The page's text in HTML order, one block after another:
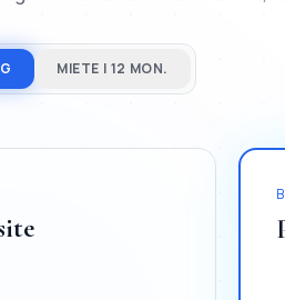
MIETE | 12 MON.